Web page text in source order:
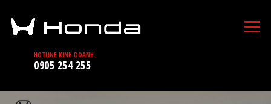
HOTLINE KINH DOANH:
0905 254 255